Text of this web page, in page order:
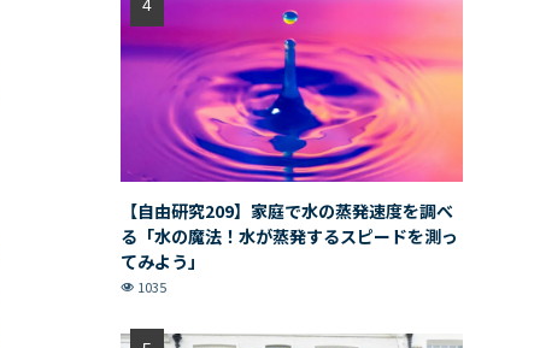
【自由研究209】家庭で水の蒸発速度を調べ
る「水の魔法！水が蒸発するスピードを測っ
てみよう」
1035